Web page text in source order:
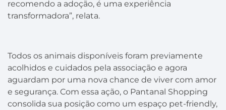
recomendo a adoção, é uma experiência
transformadora”, relata.
Todos os animais disponíveis foram previamente
acolhidos e cuidados pela associação e agora
aguardam por uma nova chance de viver com amor
e segurança. Com essa ação, o Pantanal Shopping
consolida sua posição como um espaço pet-friendly,